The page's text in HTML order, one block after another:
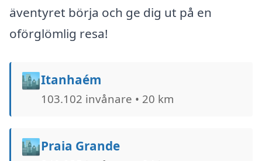
äventyret börja och ge dig ut på en
oförglömlig resa!
🏙️Itanhaém
103.102 invånare • 20 km
🏙️Praia Grande